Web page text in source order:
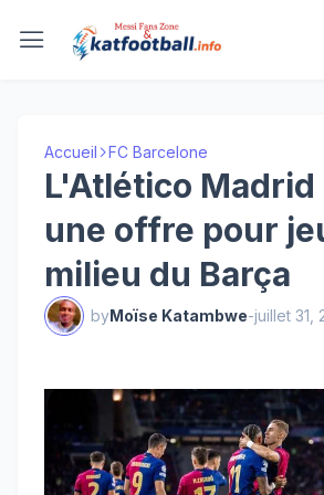
Accueil FC Barcelone
L'Atlético Madrid
une offre pour
milieu du Barça
byMoïse Katambwe-juillet 31,